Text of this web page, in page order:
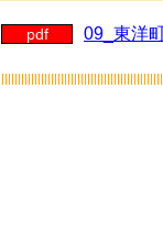
pdf 09_東洋